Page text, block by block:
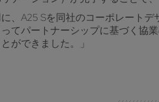
に、A25 Sを同社のコーポレート
てパートナーシップに基づく協
ができました。」